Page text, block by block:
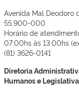
Avenida Mal Deodoro
55.900-000
Horário de
07:00hs às 13:00hs
(81) 3626-0141
Diretoria
Humanos e Legislativa